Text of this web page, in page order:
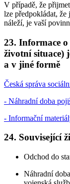
V případě, že
lze předpokládat, že
náleží, je vaší
23. Informace
životní situace)
a v jiné formě
Česká správa
- Náhradní doba
- Informační
24. Související
Odchod do
Náhradní